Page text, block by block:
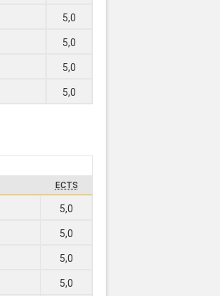
5,0
5,0
5,0
5,0
ECTS
5,0
5,0
5,0
5,0